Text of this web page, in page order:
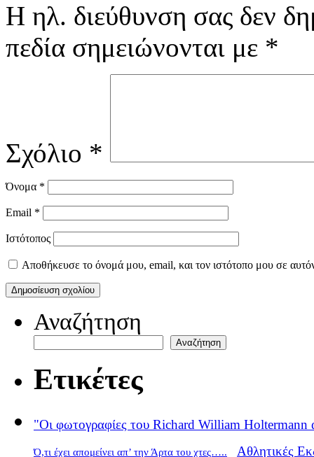
Η ηλ. διεύθυνση σας δεν
πεδία σημειώνονται με *
Σχόλιο *
Όνομα *
Email *
Ιστότοπος
Αποθήκευσε το όνομά μου, email, και τον ιστότοπο μου σε
Αναζήτηση
Αναζήτηση
Ετικέτες
"Οι φωτογραφίες του Richard William Holtermann
Ό,τι έχει απομείνει απ’ την Άρτα του χτες….. Αθλητικές